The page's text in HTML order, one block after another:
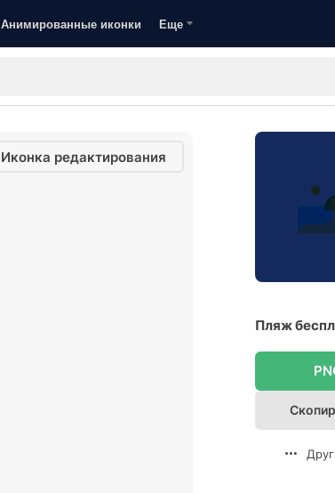
Анимированные иконки Еще
Иконка редактирования
Пляж